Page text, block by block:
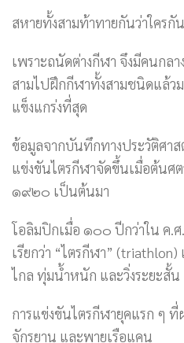
สหายทั้งสามท้าทายกันว่าใครกั
เพราะถนัดต่างกีฬา จึงมีคนกล
สามไปฝึกกีฬาทั้งสามชนิดแล้ว
แข็งแกร่งที่สุด
ข้อมูลจากบันทึกทางประวัติศา
แข่งขันไตรกีฬาจัดขึ้นเมื่อต้นศ
๑๙๒๐ เป็นต้นมา
โอลิมปิกเมื่อ ๑๐๐ ปีกว่าใน ค.
เรียกว่า “ไตรกีฬา” (triathlon)
ไกล ทุ่มน้ำหนัก และวิ่งระยะสั้น
การแข่งขันไตรกีฬายุคแรก ๆ ที่
จักรยาน และพายเรือแคนู